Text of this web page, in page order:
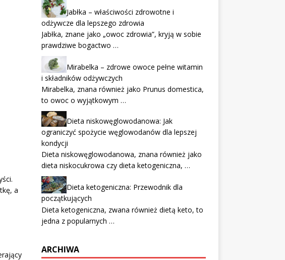
a
Jabłka – właściwości zdrowotne i
odżywcze dla lepszego zdrowia
Jabłka, znane jako „owoc zdrowia”, kryją w sobie
prawdziwe bogactwo …
Mirabelka – zdrowe owoce pełne witamin
i składników odżywczych
Mirabelka, znana również jako Prunus domestica,
to owoc o wyjątkowym …
Dieta niskowęglowodanowa: Jak
ograniczyć spożycie węglowodanów dla lepszej
kondycji
Dieta niskowęglowodanowa, znana również jako
dieta niskocukrowa czy dieta ketogeniczna, …
Dieta ketogeniczna: Przewodnik dla
początkujących
Dieta ketogeniczna, zwana również dietą keto, to
jedna z popularnych …
ARCHIWA